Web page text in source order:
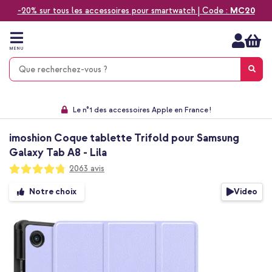
-20% sur tous les accessoires pour smartwatch | Code : MC20
Aller
contenu
MENU
Le n°1 des accessoires Apple en France !
imoshion Coque tablette Trifold pour Samsung
Galaxy Tab A8 - Lila
Notation:
95
100
2063 avis
Passer
à
fin
galerie
d’images
Notre choix Video